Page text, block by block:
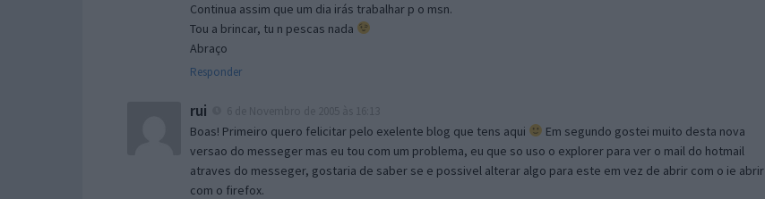
Continua assim que um dia irás trabalhar p o msn.
Tou a brincar, tu n pescas nada
Abraço
Responder
rui
Boas! Primeiro quero felicitar pelo exelente blog que tens aqui
Em segundo gostei muito desta nova
versao do messeger mas eu tou com um problema, eu que so uso o explorer para ver o mail do hotmail
atraves do messeger, gostaria de saber se e possivel alterar algo para este em vez de abrir com o ie abrir
com o firefox.